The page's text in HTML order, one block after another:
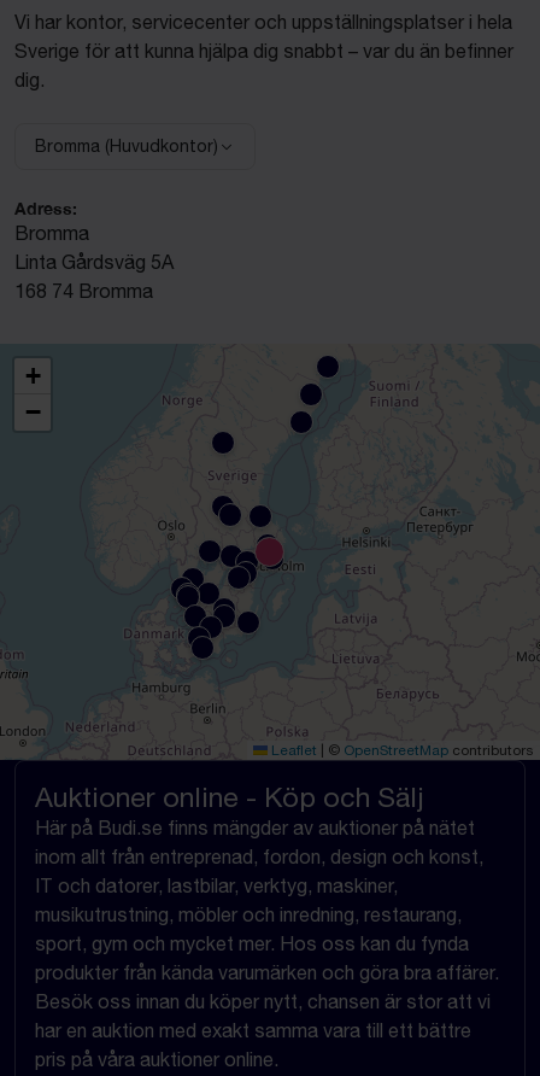
Vi har kontor, servicecenter och uppställningsplatser i hela
Sverige för att kunna hjälpa dig snabbt – var du än befinner
dig.
Välj anläggning:
Bromma (Huvudkontor)
Adress:
Bromma
Linta Gårdsväg 5A
168 74 Bromma
+
−
Leaflet © OpenStreetMap contributors
Auktioner online - Köp och Sälj
Här på Budi.se finns mängder av auktioner på nätet
inom allt från entreprenad, fordon, design och konst,
IT och datorer, lastbilar, verktyg, maskiner,
musikutrustning, möbler och inredning, restaurang,
sport, gym och mycket mer. Hos oss kan du fynda
produkter från kända varumärken och göra bra affärer.
Besök oss innan du köper nytt, chansen är stor att vi
har en auktion med exakt samma vara till ett bättre
pris på våra auktioner online.